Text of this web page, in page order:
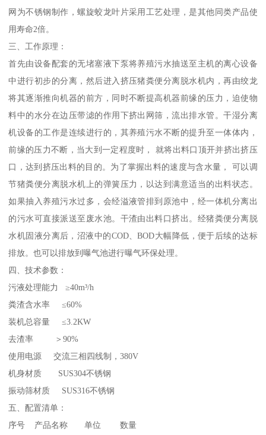
网为不锈钢制作，螺旋蛟龙叶片采用工艺处理，是其他同类产品使
用寿命2倍。
三、工作原理：
首先由设备配套的无堵塞液下泵将养殖污水抽送至主机的离心设备
中进行初步的分离，然后进入挤压猪粪便分离脱水机内，再由绞龙
将其逐渐推向机器的前方，同时不断提高机器前缘的压力，迫使物
料中的水分在边压带滤的作用下挤出网筛，流出排水管。干湿分离
机设备的工作是连续进行的，其养殖污水不断的提升至一体体内，
前缘的压力不断，当大到一定程度时， 就将出料口顶开并挤出挤压
口，达到挤压出料的目的。为了掌握出料的速度与含水量， 可以调
节猪粪便分离脱水机上的弹簧压力，以达到满意适当的出料状态。
如果抽入养殖污水过多，会经溢液管排到原池中，经一体机分离出
的污水可直接派送至废水池。干渣由出料口挤出。经猪粪便分离脱
水机固液分离后，沼液中的COD、BOD大幅降低，便于后续的达标
排放。也可以排放到曝气池进行曝气环保处理。
四、技术参数：
污液处理能力 ≥40m³/h
粪渣含水率 ≤60%
装机总容量 ≤3.2KW
去渣率 ＞90%
使用电源 交流三相四线制，380V
机身材质 SUS304不锈钢
振动筛材质 SUS316不锈钢
五、配置清单：
序号 产品名称 单位 数量